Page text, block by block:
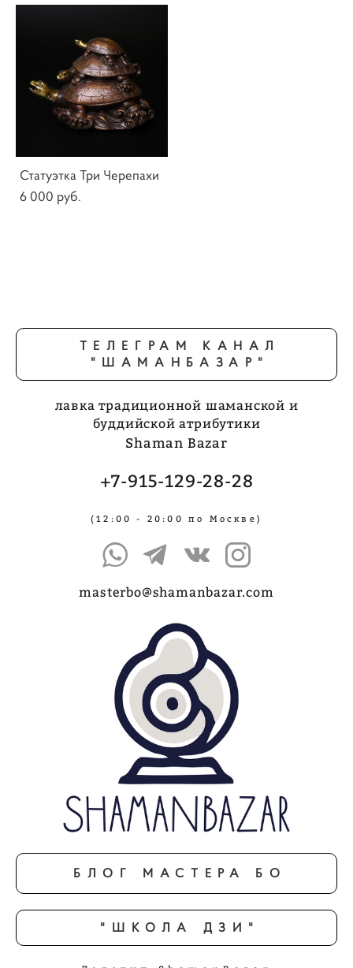
Статуэтка Три Черепахи
6 000 pуб.
ТЕЛЕГРАМ КАНАЛ
"ШАМАНБАЗАР"
лавка традиционной шаманской и
буддийской атрибутики
Shaman Bazar
+7-915-129-28-28
(12:00 - 20:00 по Москве)
masterbo@shamanbazar.com
БЛОГ МАСТЕРА БО
"ШКОЛА ДЗИ"